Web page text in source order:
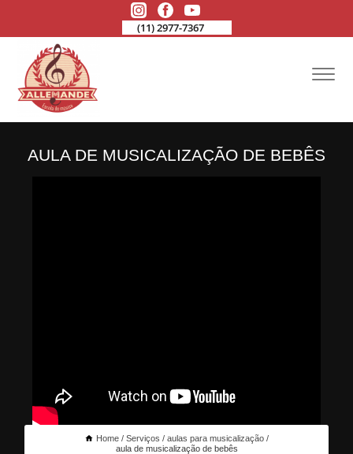
(11) 2977-7367
AULA DE MUSICALIZAÇÃO DE BEBÊS
Home Serviços
aulas para musicalização
aula de musicalização de bebês